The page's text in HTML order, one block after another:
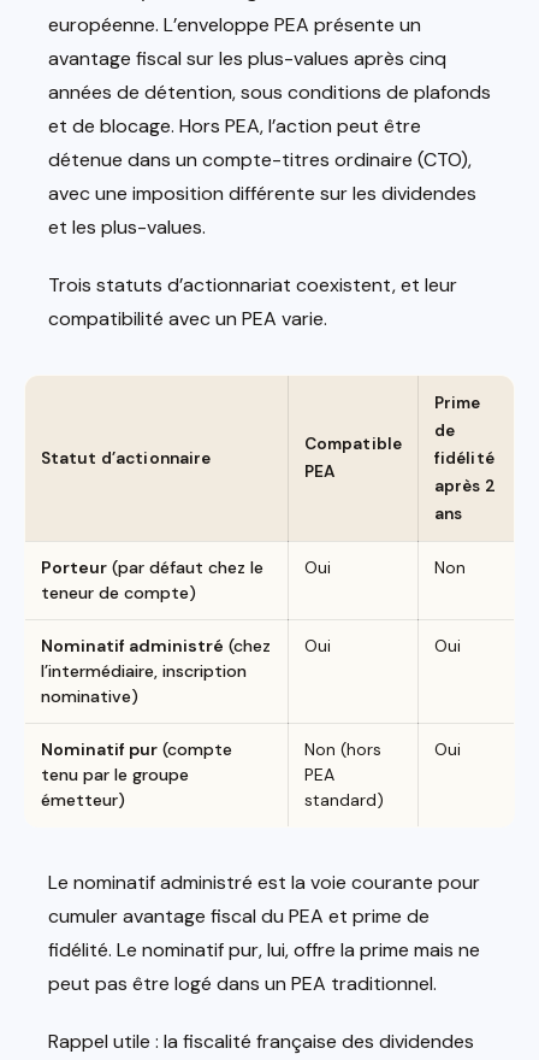
européenne. L’enveloppe PEA présente un
avantage fiscal sur les plus-values après cinq
années de détention, sous conditions de plafonds
et de blocage. Hors PEA, l’action peut être
détenue dans un compte-titres ordinaire (CTO),
avec une imposition différente sur les dividendes
et les plus-values.
Trois statuts d’actionnariat coexistent, et leur
compatibilité avec un PEA varie.
Statut d’actionnaire
Compatible
PEA
Prime
de
fidélité
après 2
ans
Porteur(par défaut chez le
teneur de compte)
Oui Non
Nominatif administré (chez
l’intermédiaire, inscription
nominative)
Oui Oui
Nominatif pur(compte
tenu par le groupe
émetteur)
Non (hors
PEA
standard)
Oui
Le nominatif administré est la voie courante pour
cumuler avantage fiscal du PEA et prime de
fidélité. Le nominatif pur, lui, offre la prime mais ne
peut pas être logé dans un PEA traditionnel.
Rappel utile : la fiscalité française des dividendes